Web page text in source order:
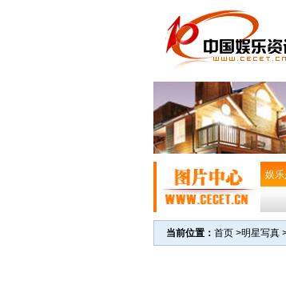
娱
当前位置： 首页 >明星写真